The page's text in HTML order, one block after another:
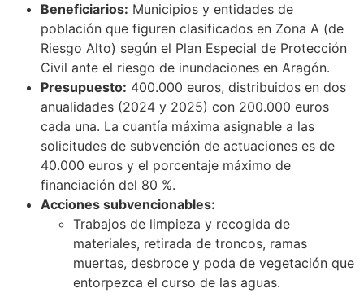
Beneficiarios: Municipios y entidades de
población que figuren clasificados en Zona A (de
Riesgo Alto) según el Plan Especial de Protección
Civil ante el riesgo de inundaciones en Aragón.
Presupuesto: 400.000 euros, distribuidos en dos
anualidades (2024 y 2025) con 200.000 euros
cada una. La cuantía máxima asignable a las
solicitudes de subvención de actuaciones es de
40.000 euros y el porcentaje máximo de
financiación del 80 %.
Acciones subvencionables:
Trabajos de limpieza y recogida de
materiales, retirada de troncos, ramas
muertas, desbroce y poda de vegetación que
entorpezca el curso de las aguas.